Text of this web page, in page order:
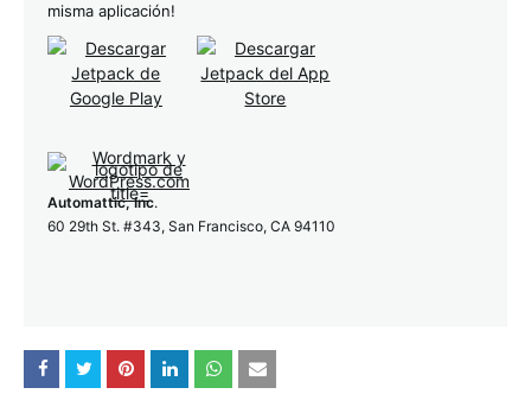
misma aplicación!
Automattic, Inc.
60 29th St. #343, San Francisco, CA 94110